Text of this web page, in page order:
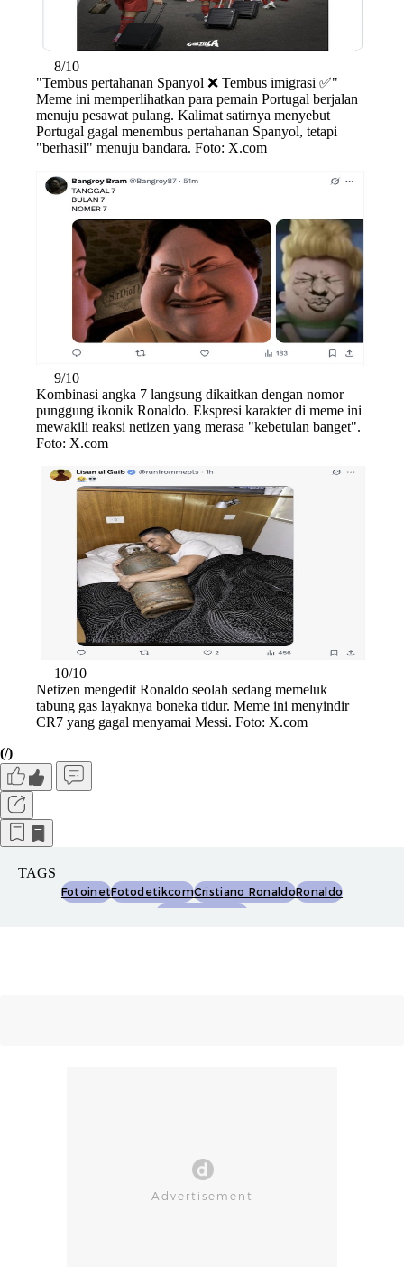
8/10
"Tembus pertahanan Spanyol ❌ Tembus imigrasi ✅"
Meme ini memperlihatkan para pemain Portugal berjalan
menuju pesawat pulang. Kalimat satirnya menyebut
Portugal gagal menembus pertahanan Spanyol, tetapi
"berhasil" menuju bandara. Foto: X.com
9/10
Kombinasi angka 7 langsung dikaitkan dengan nomor
punggung ikonik Ronaldo. Ekspresi karakter di meme ini
mewakili reaksi netizen yang merasa "kebetulan banget".
Foto: X.com
10/10
Netizen mengedit Ronaldo seolah sedang memeluk
tabung gas layaknya boneka tidur. Meme ini menyindir
CR7 yang gagal menyamai Messi. Foto: X.com
(/)
TAGS
FotoinetFotodetikcomCristiano RonaldoRonaldo